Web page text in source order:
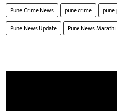
Pune Crime News
pune crime
pune
Pune News Update
Pune News Marathi